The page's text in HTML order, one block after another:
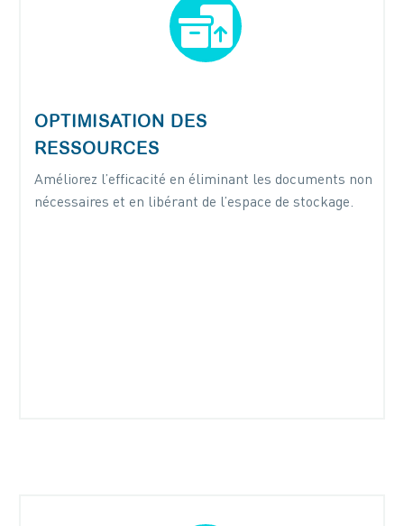


OPTIMISATION DES
RESSOURCES
Améliorez l’efficacité en éliminant les documents non
nécessaires et en libérant de l’espace de stockage.